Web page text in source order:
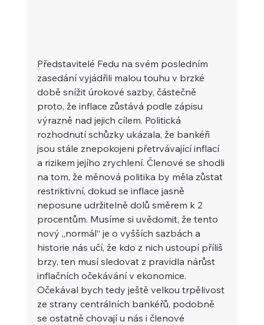
Představitelé Fedu na svém posledním
zasedání vyjádřili malou touhu v brzké
době snížit úrokové sazby, částečně
proto, že inflace zůstává podle zápisu
výrazně nad jejich cílem. Politická
rozhodnutí schůzky ukázala, že bankéři
jsou stále znepokojeni přetrvávající inflací
a rizikem jejího zrychlení. Členové se shodli
na tom, že měnová politika by měla zůstat
restriktivní, dokud se inflace jasně
neposune udržitelně dolů směrem k 2
procentům. Musíme si uvědomit, že tento
nový „normál“ je o vyšších sazbách a
historie nás učí, že kdo z nich ustoupí příliš
brzy, ten musí sledovat z pravidla nárůst
inflačních očekávání v ekonomice.
Očekával bych tedy ještě velkou trpělivost
ze strany centrálních bankéřů, podobně
se ostatně chovají u nás i členové